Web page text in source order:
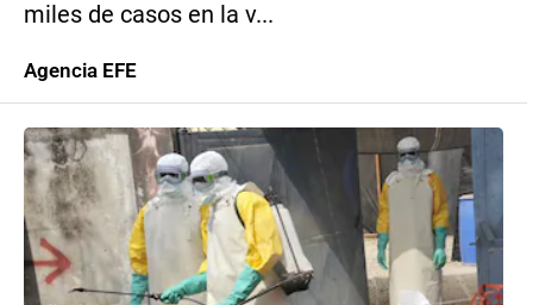
miles de casos en la v...
Agencia EFE